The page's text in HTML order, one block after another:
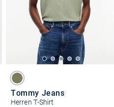
Tommy Jeans
Herren T-Shirt